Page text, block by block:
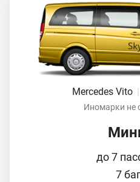
Mercedes Vito
Иномарки не
до 7
7